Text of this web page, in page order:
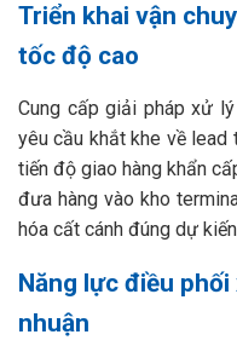
Triển khai vận
tốc độ cao
Cung cấp giải pháp xử
yêu cầu khắt khe về lead
tiến độ giao hàng khẩn
đưa hàng vào kho
hóa cất cánh đúng dự
Năng lực điều
nhuận